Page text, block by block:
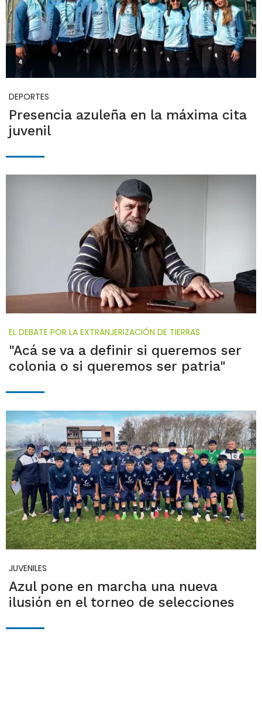
DEPORTES
Presencia azuleña en la máxima cita
juvenil
EL DEBATE POR LA EXTRANJERIZACIÓN DE TIERRAS
"Acá se va a definir si queremos ser
colonia o si queremos ser patria"
JUVENILES
Azul pone en marcha una nueva
ilusión en el torneo de selecciones